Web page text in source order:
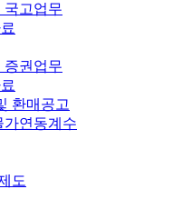
국고업무
증권업무
환매공고
가연동계수
도